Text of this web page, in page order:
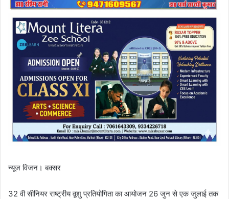
न्यूज विजन। बक्सर
32 वी सीनियर राष्ट्रीय वूशु प्रतियोगिता का आयोजन 26 जुन से एक जुलाई तक